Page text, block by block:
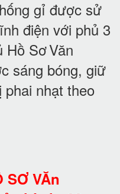
gỉ được sử
điện với phủ 3
Hồ SơVăn
sáng bóng, giữ
phai nhạt theo
SƠ VĂn